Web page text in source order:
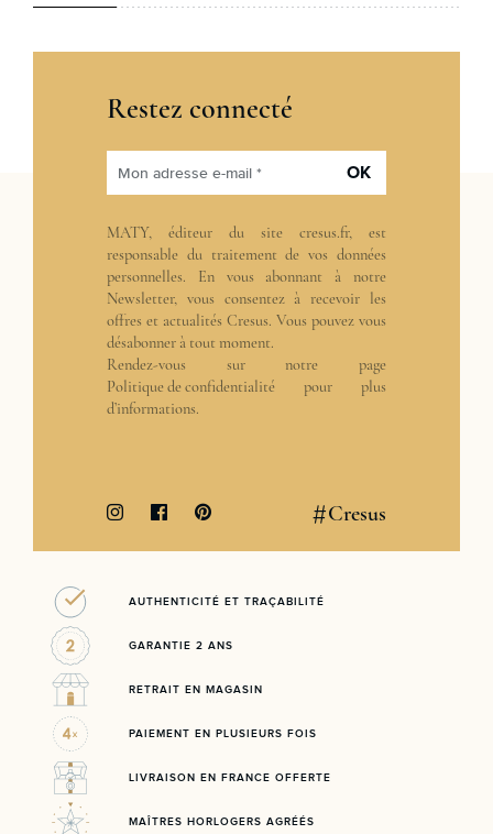
Restez connecté
Mon adresse e-mail * OK
MATY, éditeur du site cresus.fr, est
responsable du traitement de vos données
personnelles. En vous abonnant à notre
Newsletter, vous consentez à recevoir les
offres et actualités Cresus. Vous pouvez vous
désabonner à tout moment.
Rendez-vous sur notre page
Politique de confidentialité pour plus
d’informations.
#Cresus
AUTHENTICITÉ ET TRAÇABILITÉ
GARANTIE 2 ANS
RETRAIT EN MAGASIN
PAIEMENT EN PLUSIEURS FOIS
LIVRAISON EN FRANCE OFFERTE
MAÎTRES HORLOGERS AGRÉÉS